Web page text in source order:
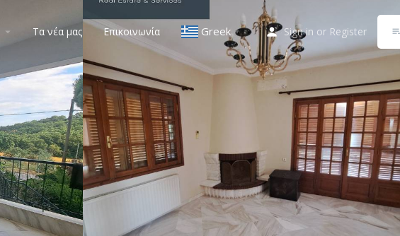
Τα νέα μας Επικοινωνία Greek ▼ Sign in or Register